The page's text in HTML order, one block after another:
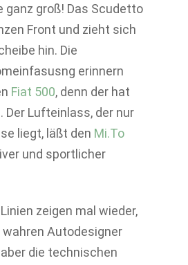
ganz groß! Das Scudetto
Front und zieht sich
hin. Die
erinnern
Fiat 500, denn der hat
Der Lufteinlass, der nur
liegt, läßt den Mi.To
und sportlicher
zeigen mal wieder,
Autodesigner
die technischen